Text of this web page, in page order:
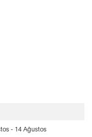
- 14 Ağustos